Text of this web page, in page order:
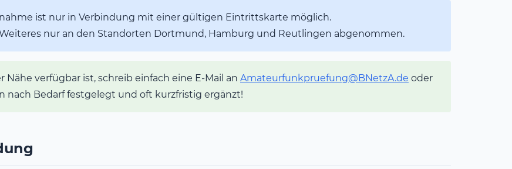
ist nur in Verbindung mit einer gültigen Eintrittskarte möglich.
nur an den Standorten Dortmund, Hamburg und Reutlingen abgenommen.
verfügbar ist, schreib einfach eine E-Mail an Amateurfunkpruefung@BNetzA.de oder
nach Bedarf festgelegt und oft kurzfristig ergänzt!